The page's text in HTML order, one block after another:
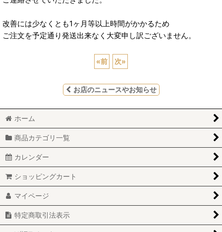
改善には少なくとも1ヶ月等以上時間がかかるため
ご注文を予定通り発送出来なく大変申し訳ございません。
«前 次»
お店のニュースやお知らせ
ホーム
商品カテゴリ一覧
カレンダー
ショッピングカート
マイページ
特定商取引法表示